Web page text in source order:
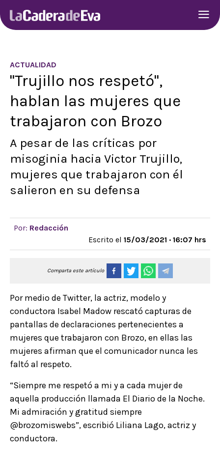
ACTUALIDAD
"Trujillo nos respetó",
hablan las mujeres que
trabajaron con Brozo
A pesar de las críticas por
misoginia hacia Victor Trujillo,
mujeres que trabajaron con él
salieron en su defensa
Por: Redacción
Escrito el 15/03/2021 · 16:07 hrs
Comparta este artículo
Por medio de Twitter, la actriz, modelo y
conductora Isabel Madow rescató capturas de
pantallas de declaraciones pertenecientes a
mujeres que trabajaron con Brozo, en ellas las
mujeres afirman que el comunicador nunca les
faltó al respeto.
“Siempre me respetó a mi y a cada mujer de
aquella producción llamada El Diario de la Noche.
Mi admiración y gratitud siempre
@brozomiswebs”, escribió Liliana Lago, actriz y
conductora.